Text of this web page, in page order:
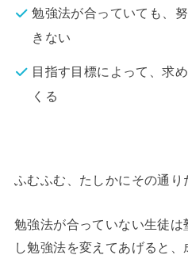
勉強法が合っていても、
きない
目指す目標によって、求
くる
ふむふむ、たしかにその通り
勉強法が合っていない生徒
し勉強法を変えてあげると